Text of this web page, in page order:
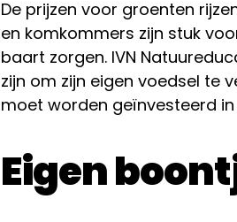
De prijzen voor groenten
en komkommers zijn stuk
baart zorgen. IVN
zijn om zijn eigen voedsel te
moet worden geïnvesteerd
Eigen